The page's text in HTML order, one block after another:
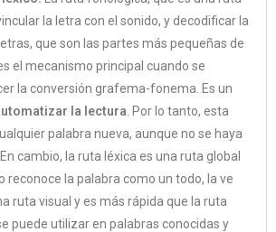
la letra con el sonido, y decodificar la
que son las partes más pequeñas de
el mecanismo principal cuando se
la conversión grafema-fonema. Es un
la lectura . Por lo tanto, esta
palabra nueva, aunque no se haya
cambio, la ruta léxica es una ruta global
reconoce la palabra como un todo, la ve
ruta visual y es más rápida que la ruta
puede utilizar en palabras conocidas y